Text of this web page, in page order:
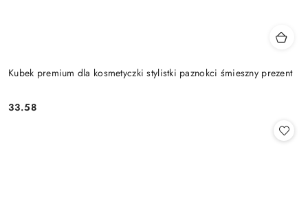
Kubek premium dla kosmetyczki stylistki paznokci śmieszny prezent
Cena:
33.58